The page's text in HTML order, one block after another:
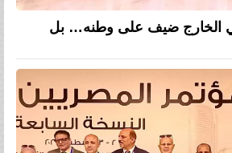
الخارج ضيف على وطنه… بل